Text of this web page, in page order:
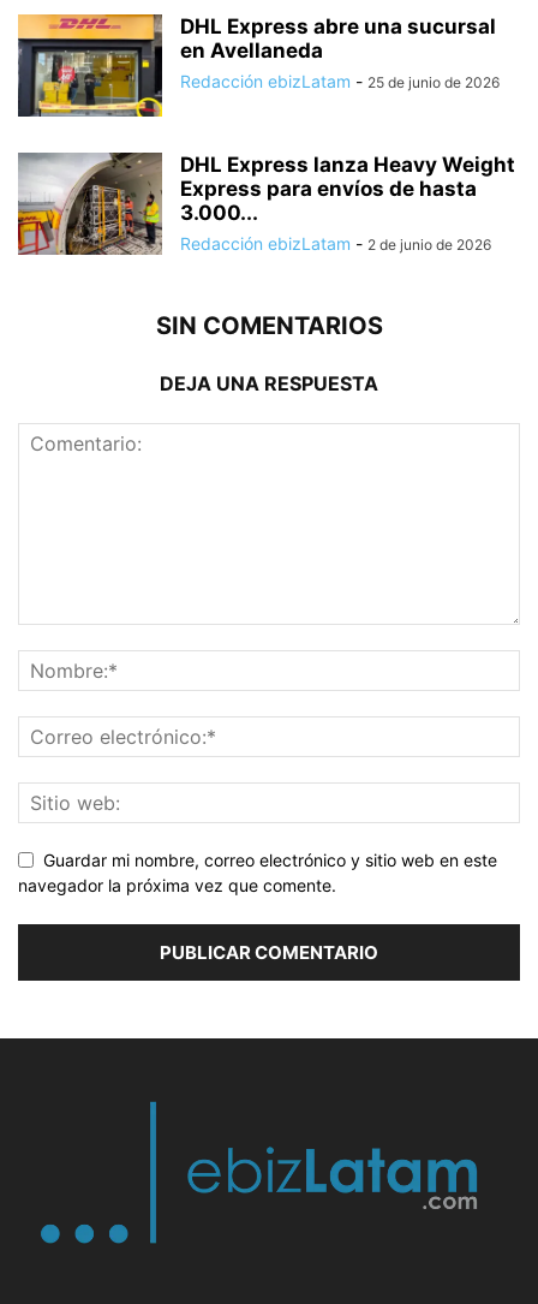
DHL Express abre una sucursal
en Avellaneda
Redacción ebizLatam - 25 de junio de 2026
DHL Express lanza Heavy Weight
Express para envíos de hasta
3.000...
Redacción ebizLatam - 2 de junio de 2026
SIN COMENTARIOS
DEJA UNA RESPUESTA
Guardar mi nombre, correo electrónico y sitio web en este
navegador la próxima vez que comente.